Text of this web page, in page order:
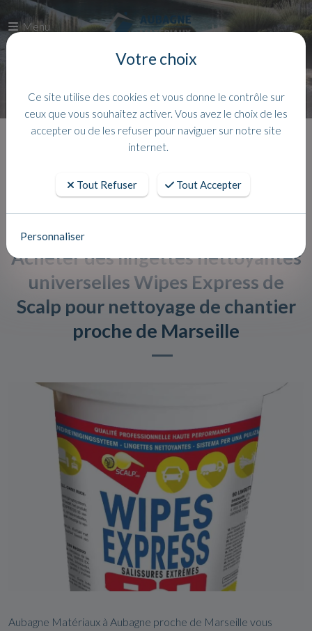
Menu
Accueil Actualites
Acheter des lingettes nettoyantes
universelles Wipes Express de
Scalp pour nettoyage de chantier
proche de Marseille
Aubagne Matériaux à Aubagne proche de Marseille vous
Votre choix
Ce site utilise des cookies et vous donne le contrôle sur
ceux que vous souhaitez activer. Vous avez le choix de les
accepter ou de les refuser pour naviguer sur notre site
internet.
Tout Refuser Tout Accepter
Personnaliser